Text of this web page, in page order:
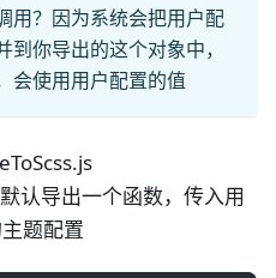
用？因为系统会把用户配
你导出的这个对象中，
会使用用户配置的值
认导出一个函数，传入用
题配置